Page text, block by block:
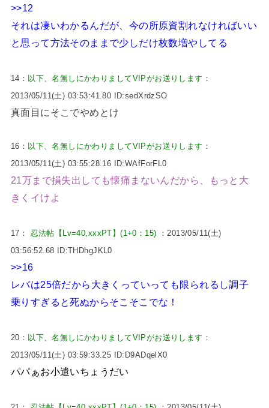
>>12
それは凄いわかるんだが、今の所原資割れなければいい
と思って方法そのままで少しだけ枚数増やしてる
14： 以下、名無しにかわりましてVIPがお送りします ：
2013/05/11(土) 03:53:41.80 ID:sedXrdzSO
真面目にそこでやめとけ
16： 以下、名無しにかわりましてVIPがお送りします ：
2013/05/11(土) 03:55:28.16 ID:WAfForFL0
21万まで損失出しても懐痛まないんだから、もっと大
きくイけよ
17： 忍法帖【Lv=40,xxxPT】(1+0：15)
：2013/05/11(土)
03:56:52.68 ID:THDhgJKL0
>>16
レバは25倍だから大きくっていっても限られるし調子
乗りすぎると死ぬからそこそこでな！
20： 以下、名無しにかわりましてVIPがお送りします ：
2013/05/11(土) 03:59:33.25 ID:D9ADqelX0
パパぁお小遣いちょうだい